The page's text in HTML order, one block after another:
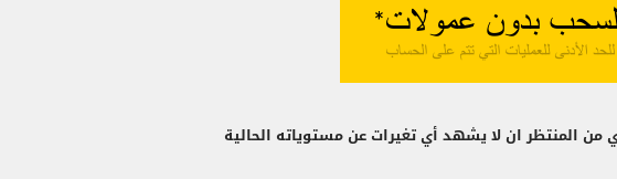
من المنتظر ان لا يشهد أي تغيرات عن مستوياته الحالية